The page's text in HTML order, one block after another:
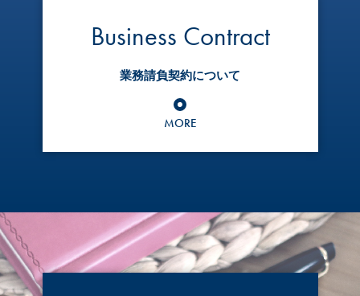
Business Contract
業務請負契約について
MORE